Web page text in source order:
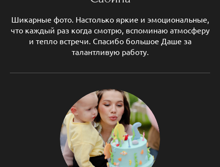
Шикарные фото. Настолько яркие и эмоциональные,
что каждый раз когда смотрю, вспоминаю атмосферу
и тепло встречи. Спасибо большое Даше за
талантливую работу.